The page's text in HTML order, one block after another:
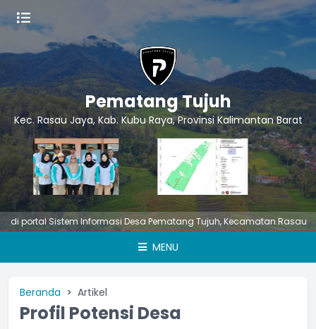
Pematang Tujuh
Kec. Rasau Jaya, Kab. Kubu Raya, Provinsi Kalimantan Barat
Sistem Informasi Desa Pematang Tujuh, Kecamatan Rasau Jaya,
MENU
Beranda Artikel
Profil Potensi Desa